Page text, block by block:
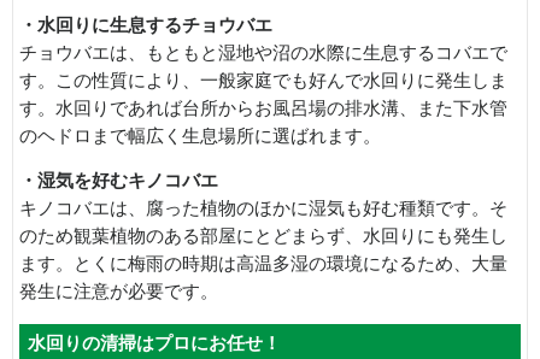
・水回りに生息するチョウバエ
チョウバエは、もともと湿地や沼の水際に生息するコバエで
す。この性質により、一般家庭でも好んで水回りに発生しま
す。水回りであれば台所からお風呂場の排水溝、また下水管
のヘドロまで幅広く生息場所に選ばれます。
・湿気を好むキノコバエ
キノコバエは、腐った植物のほかに湿気も好む種類です。そ
のため観葉植物のある部屋にとどまらず、水回りにも発生し
ます。とくに梅雨の時期は高温多湿の環境になるため、大量
発生に注意が必要です。
水回りの清掃はプロにお任せ！